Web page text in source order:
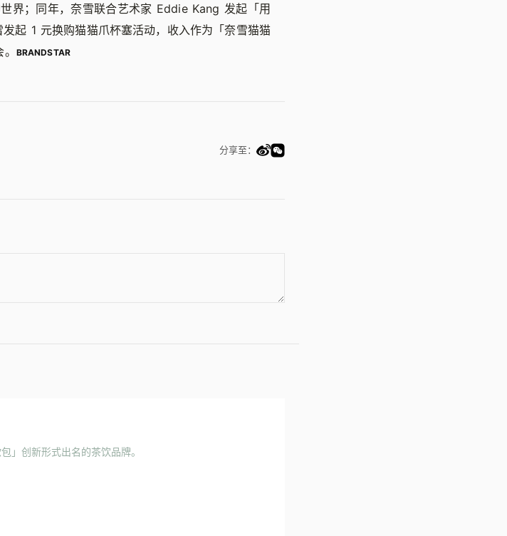
界；同年，奈雪联合艺术家 Eddie Kang 发起「用
起 1 元换购猫猫爪杯塞活动，收入作为「奈雪猫猫
BRANDSTAR
分享至：
」创新形式出名的茶饮品牌。